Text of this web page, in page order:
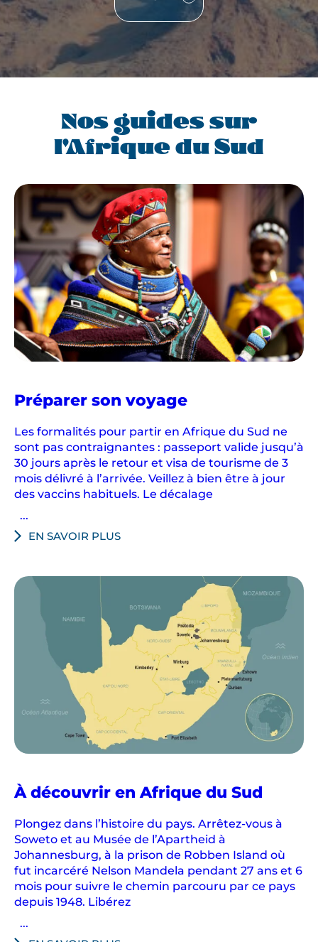
Nos guides sur
l'Afrique du Sud
Préparer son voyageen
du
Sud
Les formalités pour partir en Afrique du Sud ne
sont pas contraignantes : passeport valide jusqu’à
30 jours après le retour et visa de tourisme de 3
mois délivré à l’arrivée. Veillez à bien être à jour
des vaccins habituels. Le décalage
...
EN SAVOIR PLUS
À découvrir en Afrique du Sud
Plongez dans l’histoire du pays. Arrêtez-vous à
Soweto et au Musée de l’Apartheid à
Johannesburg, à la prison de Robben Island où
fut incarcéré Nelson Mandela pendant 27 ans et 6
mois pour suivre le chemin parcouru par ce pays
depuis 1948. Libérez
...